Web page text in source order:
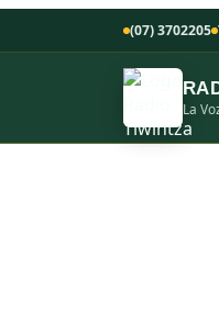
(07) 3702205
La